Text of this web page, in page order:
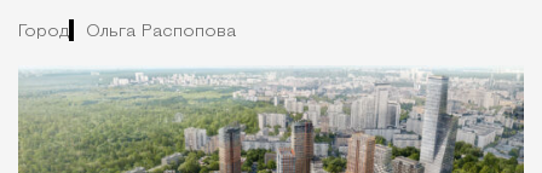
Город Ольга Распопова